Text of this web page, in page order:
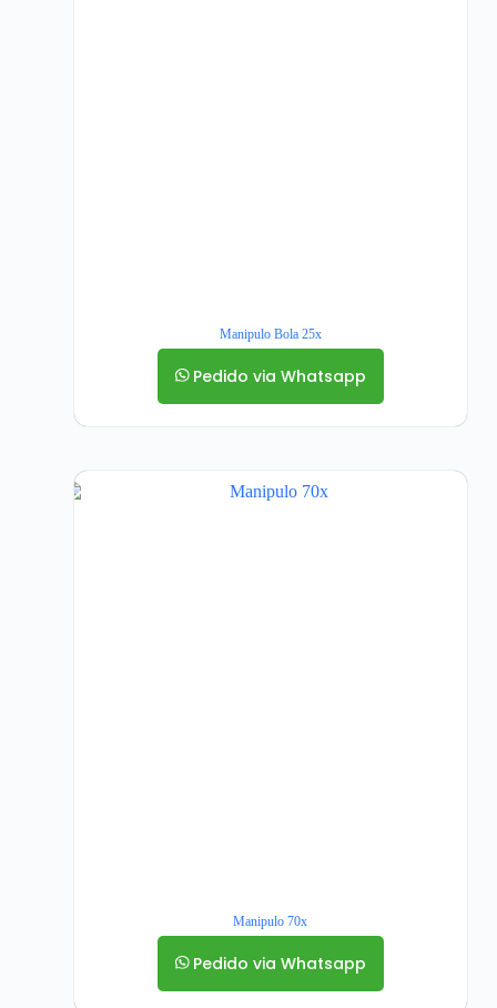
Manipulo Bola 25x
Pedido via Whatsapp
Manipulo 70x
Pedido via Whatsapp